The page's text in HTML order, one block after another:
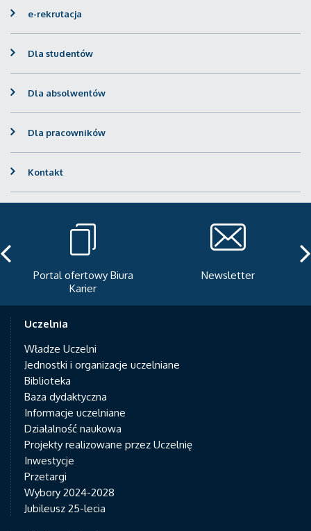
e-rekrutacja
Dla studentów
Dla absolwentów
Dla pracowników
Kontakt
Portal ofertowy Biura
Karier
Newsletter
Uczelnia
Władze Uczelni
Jednostki i organizacje uczelniane
Biblioteka
Baza dydaktyczna
Informacje uczelniane
Działalność naukowa
Projekty realizowane przez Uczelnię
Inwestycje
Przetargi
Wybory 2024-2028
Jubileusz 25-lecia